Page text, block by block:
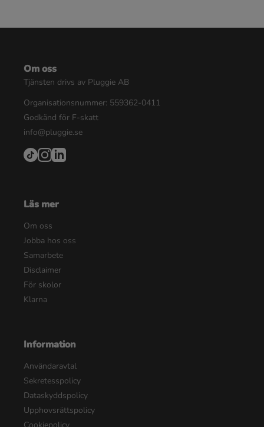
Om oss
Tjänsten drivs av Pluggie AB
Organisationsnummer: 559362-0411
Godkänd för F-skatt
info@pluggie.se
Läs mer
Om oss
Jobba hos oss
Samarbete
Disclaimer
För skolor
Klarna
Information
Användaravtal
Sekretesspolicy
Dataskyddspolicy
Upphovsrättspolicy